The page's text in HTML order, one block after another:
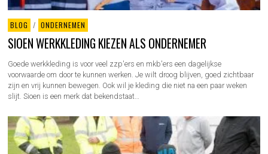
BLOG / ONDERNEMEN
SIOEN WERKKLEDING KIEZEN ALS ONDERNEMER
Goede werkkleding is voor veel zzp'ers en mkb'ers een dagelijkse
voorwaarde om door te kunnen werken. Je wilt droog blijven, goed zichtbaar
zijn en vrij kunnen bewegen. Ook wil je kleding die niet na een paar weken
slijt. Sioen is een merk dat bekendstaat…